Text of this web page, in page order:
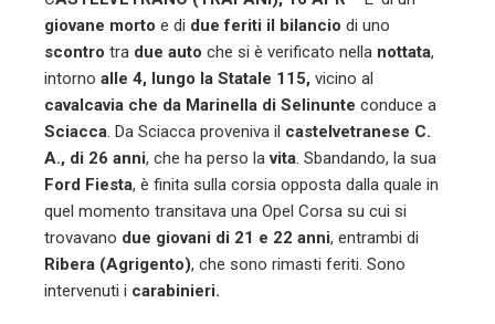
giovane morto e di due feriti il bilancio di uno
scontro tra due auto che si è verificato nella nottata,
intorno alle 4, lungo la Statale 115, vicino al
cavalcavia che da Marinella di Selinunte conduce a
Sciacca. Da Sciacca proveniva il castelvetranese C.
A., di 26 anni, che ha perso lavita. Sbandando, la sua
Ford Fiesta, è finita sulla corsia opposta dalla quale in
quel momento transitava una Opel Corsa su cui si
trovavano due giovani di 21 e 22 anni, entrambi di
Ribera (Agrigento), che sono rimasti feriti. Sono
intervenuti i carabinieri.